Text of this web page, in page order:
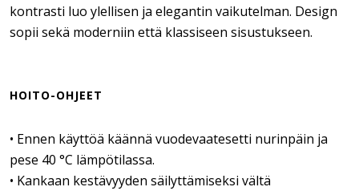
kontrasti luo ylellisen ja elegantin vaikutelman. Design
sopii sekä moderniin että klassiseen sisustukseen.
HOITO-OHJEET
• Ennen käyttöä käännä vuodevaatesetti nurinpäin ja
pese 40 °C lämpötilassa.
• Kankaan kestävyyden säilyttämiseksi vältä